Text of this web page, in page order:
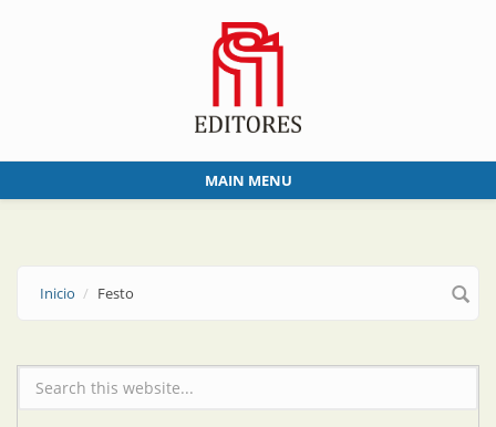
MAIN MENU
Inicio Festo
Formulario de búsqueda